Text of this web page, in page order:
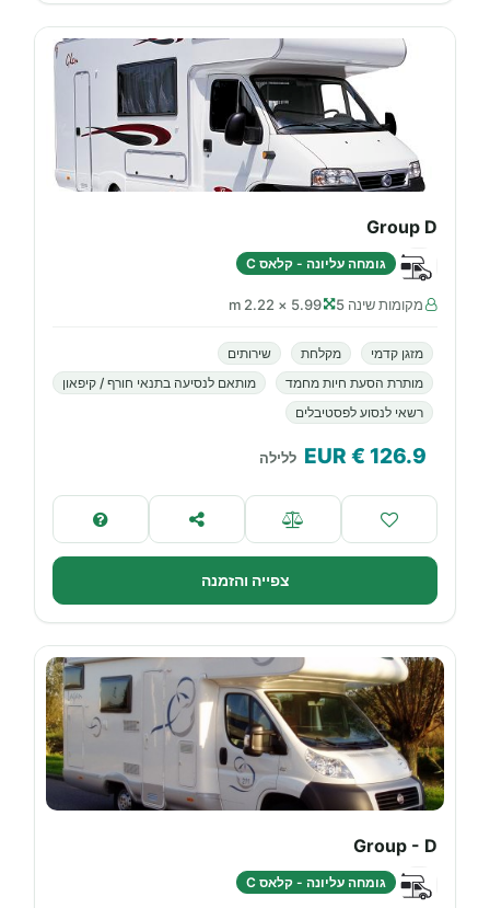
Group D
גומחה עליונה - קלאס C
מקומות שינה 5 5.99 × 2.22 m
מזגן קדמי מקלחת
שירותים
מותרת הסעת חיות מחמד
מותאם לנסיעה בתנאי חורף / קיפאון
רשאי לנסוע לפסטיבלים
126.9
€ EUR ללילה
צפייה והזמנה
Group - D
גומחה עליונה - קלאס C